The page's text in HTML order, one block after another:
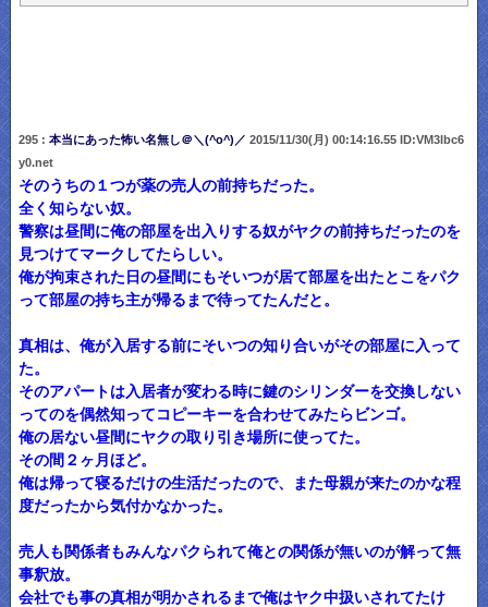
295 : 本当にあった怖い名無し＠＼(^o^)／ 2015/11/30(月) 00:14:16.55 ID:VM3lbc6
y0.net
そのうちの１つが薬の売人の前持ちだった。
全く知らない奴。
警察は昼間に俺の部屋を出入りする奴がヤクの前持ちだったのを
見つけてマークしてたらしい。
俺が拘束された日の昼間にもそいつが居て部屋を出たとこをパク
って部屋の持ち主が帰るまで待ってたんだと。
真相は、俺が入居する前にそいつの知り合いがその部屋に入って
た。
そのアパートは入居者が変わる時に鍵のシリンダーを交換しない
ってのを偶然知ってコピーキーを合わせてみたらビンゴ。
俺の居ない昼間にヤクの取り引き場所に使ってた。
その間２ヶ月ほど。
俺は帰って寝るだけの生活だったので、また母親が来たのかな程
度だったから気付かなかった。
売人も関係者もみんなパクられて俺との関係が無いのが解って無
事釈放。
会社でも事の真相が明かされるまで俺はヤク中扱いされてたけ